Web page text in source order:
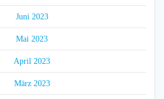
Juni 2023
Mai 2023
April 2023
März 2023